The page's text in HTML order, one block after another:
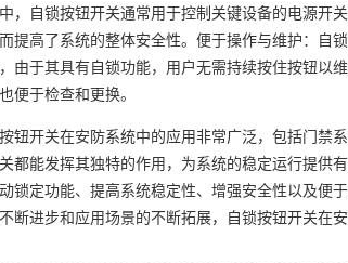
，自锁按钮开关通常用于控制关键设备的电源开
提高了系统的整体安全性。便于操作与维护：自
由于其具有自锁功能，用户无需持续按住按钮以
便于检查和更换。
钮开关在安防系统中的应用非常广泛，包括门禁
都能发挥其独特的作用，为系统的稳定运行提供
锁定功能、提高系统稳定性、增强安全性以及便
断进步和应用场景的不断拓展，自锁按钮开关在